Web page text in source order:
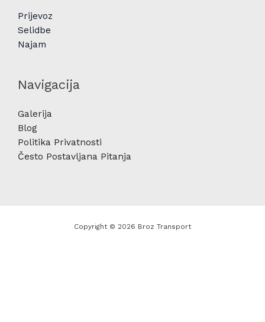
Prijevoz
Selidbe
Najam
Navigacija
Galerija
Blog
Politika Privatnosti
Često Postavljana Pitanja
Copyright © 2026 Broz Transport